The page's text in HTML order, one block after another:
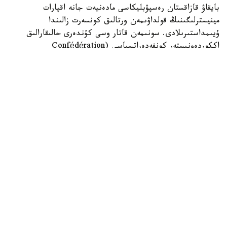
بايقاۋ قازاقستان رەسپۋبليكاسى مادەنيەت جانە اقپارات
مينيسترلىگىنىڭ قولداۋىمەن ورتالىق كونسەرت زالىندا
ۇيىمداستىرىلادى. سونىمەن قاتار وسى كۇندەرى حالىقارالىق
اككوردەونيستەر كونفەدەراتسياسى (Confédération